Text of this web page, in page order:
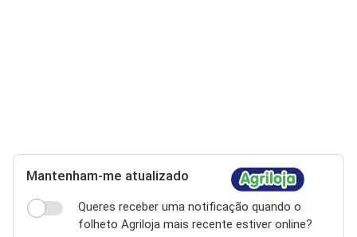
Mantenham-me atualizado
Queres receber uma notificação quando o
folheto Agriloja mais recente estiver online?